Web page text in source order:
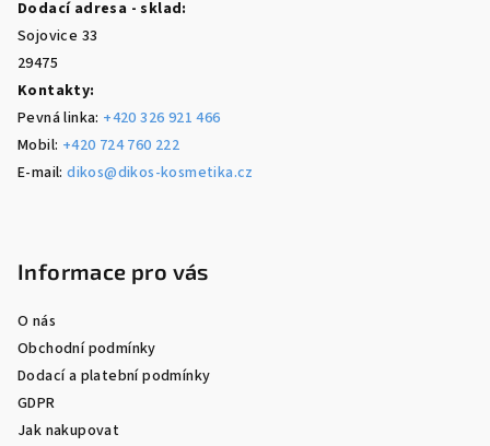
Dodací adresa - sklad:
Sojovice 33
29475
Kontakty:
Pevná linka: +420 326 921 466
Mobil: +420 724 760 222
E-mail:dikos@dikos-kosmetika.cz
Informace pro vás
O nás
Obchodní podmínky
Dodací a platební podmínky
GDPR
Jak nakupovat